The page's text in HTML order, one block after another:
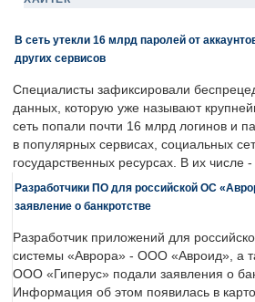
В сеть утекли 16 млрд паролей от
других сервисов
Специалисты зафиксировали
данных, которую уже называют
сеть попали почти 16 млрд логинов и
в популярных сервисах, социальных
государственных ресурсах. В их числе
Разработчики ПО для российской ОС
заявление о банкротстве
Разработчик приложений для
системы «Аврора» - ООО «Авроид», а
ООО «Гиперус» подали заявления о
Информация об этом появилась в